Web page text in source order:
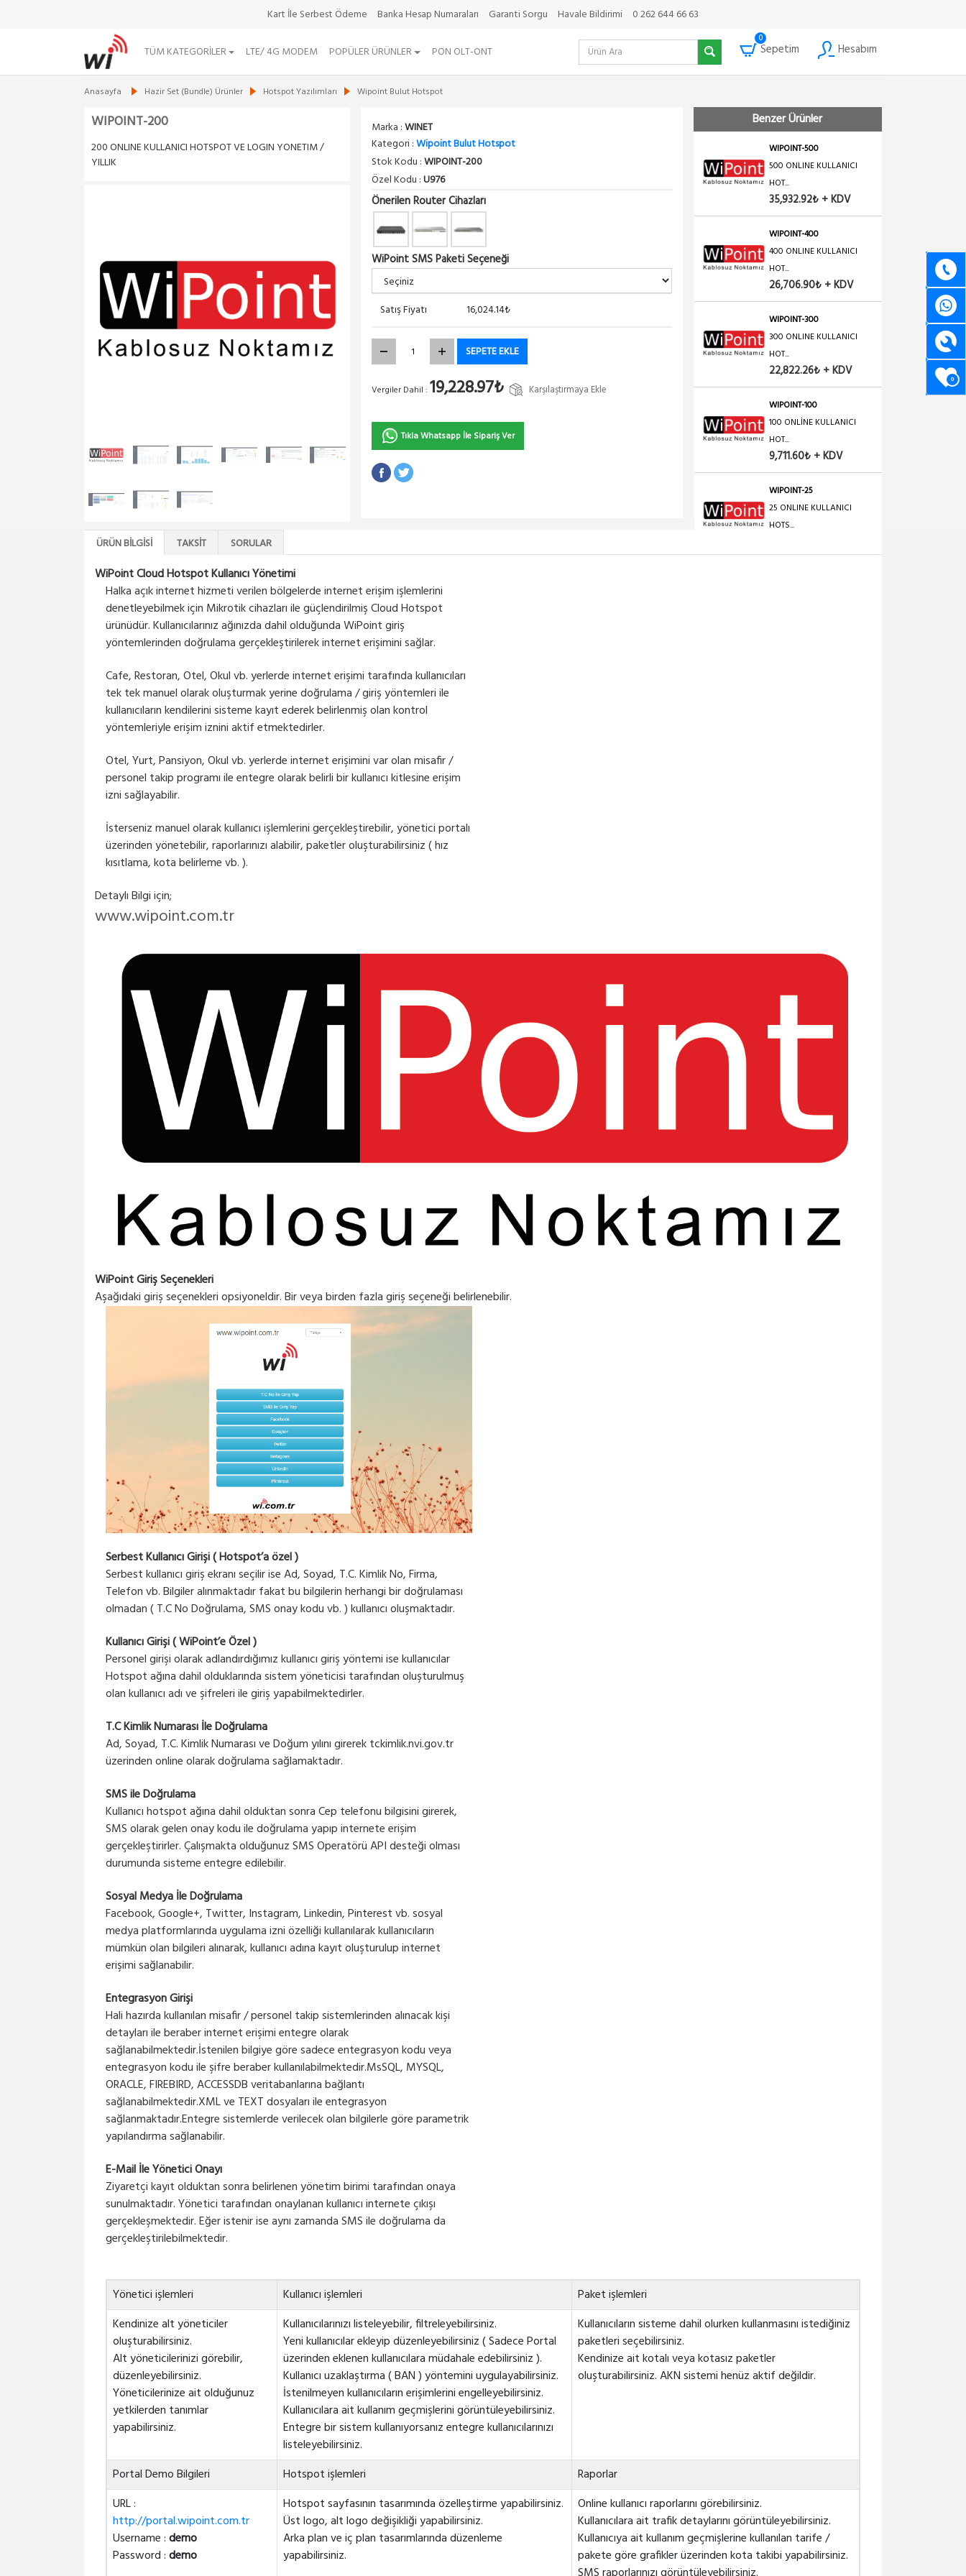
Kart İle Serbest Ödeme Banka Hesap Numaraları Garanti Sorgu Havale Bildirimi 0 262 644 66 63
TÜM KATEGORILER LTE/ 4G MODEM POPÜLER ÜRÜNLER PON OLT-ONT
0
Sepetim Hesabım
0
Anasayfa Hazir Set (Bundle) Ürünler Hotspot Yazılımları Wipoint Bulut Hotspot
WIPOINT-200
200 ONLINE KULLANICI HOTSPOT VE LOGIN YONETIM /
YILLIK
Marka :WINET
Kategori :Wipoint Bulut Hotspot
Stok Kodu :WIPOINT-200
Özel Kodu :U976
Önerilen Router Cihazları
WiPoint SMS Paketi Seçeneği
Satış Fiyatı 16,024.14₺
SEPETE EKLE
Vergiler Dahil : 19,228.97₺ Karşılaştırmaya Ekle
Tıkla Whatsapp İle Sipariş Ver
Benzer Ürünler
WIPOINT-500
500 ONLINE KULLANICI
HOT...
35,932.92₺ + KDV
WIPOINT-400
400 ONLINE KULLANICI
HOT...
26,706.90₺ + KDV
WIPOINT-300
300 ONLINE KULLANICI
HOT...
22,822.26₺ + KDV
WIPOINT-100
100 ONLİNE KULLANICI
HOT...
9,711.60₺ + KDV
WIPOINT-25
25 ONLINE KULLANICI
HOTS...
ÜRÜN BILGISI TAKSIT SORULAR
WiPoint Cloud Hotspot Kullanıcı Yönetimi
Halka açık internet hizmeti verilen bölgelerde internet erişim işlemlerini
denetleyebilmek için Mikrotik cihazları ile güçlendirilmiş Cloud Hotspot
ürünüdür. Kullanıcılarınız ağınızda dahil olduğunda WiPoint giriş
yöntemlerinden doğrulama gerçekleştirilerek internet erişimini sağlar.
Cafe, Restoran, Otel, Okul vb. yerlerde internet erişimi tarafında kullanıcıları
tek tek manuel olarak oluşturmak yerine doğrulama / giriş yöntemleri ile
kullanıcıların kendilerini sisteme kayıt ederek belirlenmiş olan kontrol
yöntemleriyle erişim iznini aktif etmektedirler.
Otel, Yurt, Pansiyon, Okul vb. yerlerde internet erişimini var olan misafir /
personel takip programı ile entegre olarak belirli bir kullanıcı kitlesine erişim
izni sağlayabilir.
İsterseniz manuel olarak kullanıcı işlemlerini gerçekleştirebilir, yönetici portalı
üzerinden yönetebilir, raporlarınızı alabilir, paketler oluşturabilirsiniz ( hız
kısıtlama, kota belirleme vb. ).
Detaylı Bilgi için;
www.wipoint.com.tr
WiPoint Giriş Seçenekleri
Aşağıdaki giriş seçenekleri opsiyoneldir. Bir veya birden fazla giriş seçeneği belirlenebilir.
Serbest Kullanıcı Girişi ( Hotspot’a özel )
Serbest kullanıcı giriş ekranı seçilir ise Ad, Soyad, T.C. Kimlik No, Firma,
Telefon vb. Bilgiler alınmaktadır fakat bu bilgilerin herhangi bir doğrulaması
olmadan ( T.C No Doğrulama, SMS onay kodu vb. ) kullanıcı oluşmaktadır.
Kullanıcı Girişi ( WiPoint’e Özel )
Personel girişi olarak adlandırdığımız kullanıcı giriş yöntemi ise kullanıcılar
Hotspot ağına dahil olduklarında sistem yöneticisi tarafından oluşturulmuş
olan kullanıcı adı ve şifreleri ile giriş yapabilmektedirler.
T.C Kimlik Numarası İle Doğrulama
Ad, Soyad, T.C. Kimlik Numarası ve Doğum yılını girerek tckimlik.nvi.gov.tr
üzerinden online olarak doğrulama sağlamaktadır.
SMS ile Doğrulama
Kullanıcı hotspot ağına dahil olduktan sonra Cep telefonu bilgisini girerek,
SMS olarak gelen onay kodu ile doğrulama yapıp internete erişim
gerçekleştirirler. Çalışmakta olduğunuz SMS Operatörü API desteği olması
durumunda sisteme entegre edilebilir.
Sosyal Medya İle Doğrulama
Facebook, Google+, Twitter, Instagram, Linkedin, Pinterest vb. sosyal
medya platformlarında uygulama izni özelliği kullanılarak kullanıcıların
mümkün olan bilgileri alınarak, kullanıcı adına kayıt oluşturulup internet
erişimi sağlanabilir.
Entegrasyon Girişi
Hali hazırda kullanılan misafir / personel takip sistemlerinden alınacak kişi
detayları ile beraber internet erişimi entegre olarak
sağlanabilmektedir.İstenilen bilgiye göre sadece entegrasyon kodu veya
entegrasyon kodu ile şifre beraber kullanılabilmektedir.MsSQL, MYSQL,
ORACLE, FIREBIRD, ACCESSDB veritabanlarına bağlantı
sağlanabilmektedir.XML ve TEXT dosyaları ile entegrasyon
sağlanmaktadır.Entegre sistemlerde verilecek olan bilgilerle göre parametrik
yapılandırma sağlanabilir.
E-Mail İle Yönetici Onayı
Ziyaretçi kayıt olduktan sonra belirlenen yönetim birimi tarafından onaya
sunulmaktadır. Yönetici tarafından onaylanan kullanıcı internete çıkışı
gerçekleşmektedir. Eğer istenir ise aynı zamanda SMS ile doğrulama da
gerçekleştirilebilmektedir.
Yönetici işlemleri Kullanıcı işlemleri
Paket işlemleri
Kendinize alt yöneticiler
oluşturabilirsiniz.
Alt yöneticilerinizi görebilir,
düzenleyebilirsiniz.
Yöneticilerinize ait olduğunuz
yetkilerden tanımlar
yapabilirsiniz.
Kullanıcılarınızı listeleyebilir, filtreleyebilirsiniz.
Yeni kullanıcılar ekleyip düzenleyebilirsiniz ( Sadece Portal
üzerinden eklenen kullanıcılara müdahale edebilirsiniz ).
Kullanıcı uzaklaştırma ( BAN ) yöntemini uygulayabilirsiniz.
İstenilmeyen kullanıcıların erişimlerini engelleyebilirsiniz.
Kullanıcılara ait kullanım geçmişlerini görüntüleyebilirsiniz.
Entegre bir sistem kullanıyorsanız entegre kullanıcılarınızı
listeleyebilirsiniz.
Kullanıcıların sisteme dahil olurken kullanmasını istediğiniz
paketleri seçebilirsiniz.
Kendinize ait kotalı veya kotasız paketler
oluşturabilirsiniz. AKN sistemi henüz aktif değildir.
Portal Demo Bilgileri Hotspot işlemleri
Raporlar
URL :
http://portal.wipoint.com.tr
Username :demo
Password :demo
Hotspot sayfasının tasarımında özelleştirme yapabilirsiniz.
Üst logo, alt logo değişikliği yapabilirsiniz.
Arka plan ve iç plan tasarımlarında düzenleme
yapabilirsiniz.
Online kullanıcı raporlarını görebilirsiniz.
Kullanıcılara ait trafik detaylarını görüntüleyebilirsiniz.
Kullanıcıya ait kullanım geçmişlerine kullanılan tarife /
pakete göre grafikler üzerinden kota takibi yapabilirsiniz.